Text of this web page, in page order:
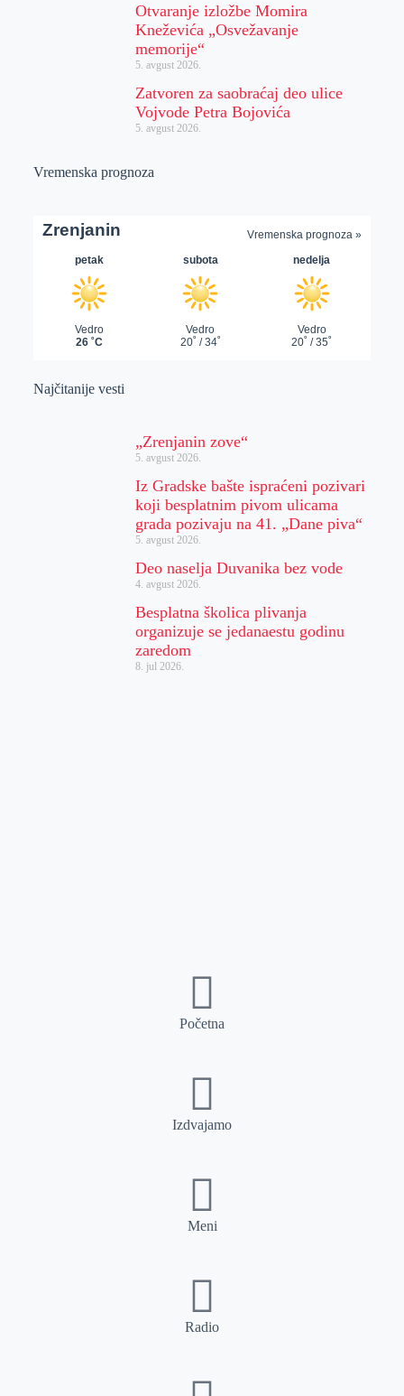
Otvaranje izložbe Momira
Kneževića „Osvežavanje
memorije“
5. avgust 2026.
Zatvoren za saobraćaj deo ulice
Vojvode Petra Bojovića
5. avgust 2026.
Vremenska prognoza
Najčitanije vesti
„Zrenjanin zove“
5. avgust 2026.
Iz Gradske bašte ispraćeni pozivari
koji besplatnim pivom ulicama
grada pozivaju na 41. „Dane piva“
5. avgust 2026.
Deo naselja Duvanika bez vode
4. avgust 2026.
Besplatna školica plivanja
organizuje se jedanaestu godinu
zaredom
8. jul 2026.
Početna
Izdvajamo
Meni
Radio